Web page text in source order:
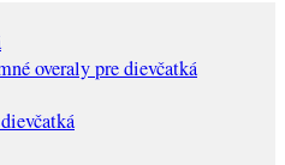
overaly pre dievčatká